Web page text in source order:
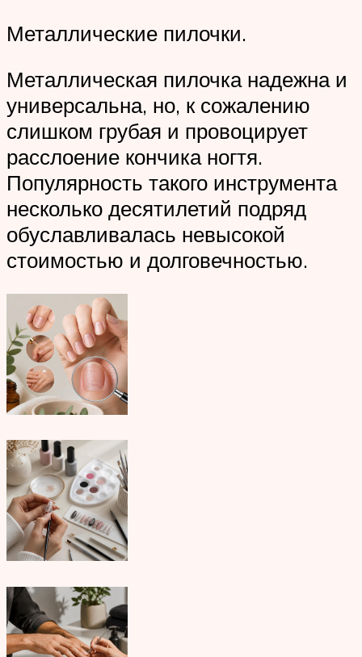
Металлические пилочки.
Металлическая пилочка надежна и
универсальна, но, к сожалению
слишком грубая и провоцирует
расслоение кончика ногтя.
Популярность такого инструмента
несколько десятилетий подряд
обуславливалась невысокой
стоимостью и долговечностью.